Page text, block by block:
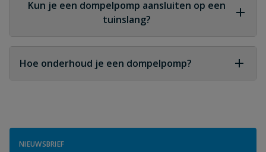
specificaties staat.
Kun je een dompelpomp aansluiten op een
tuinslang?
Ja, mits de druk en diameter geschikt zijn voor het
model.
Hoe onderhoud je een dompelpomp?
NIEUWSBRIEF